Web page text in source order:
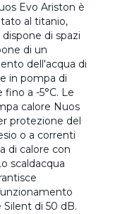
Evo Ariston è
al titanio,
di spazi
di un
dell'acqua di
in pompa di
a -5°C. Le
calore Nuos
protezione del
o a correnti
di calore con
scaldacqua
di 50 dB.